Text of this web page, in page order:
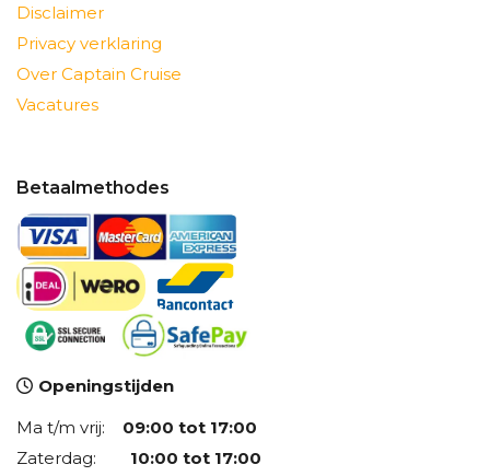
Disclaimer
Privacy verklaring
Over Captain Cruise
Vacatures
Betaalmethodes
Openingstijden
Ma t/m vrij: 09:00 tot 17:00
Zaterdag: 10:00 tot 17:00